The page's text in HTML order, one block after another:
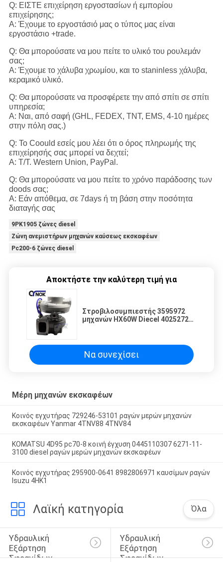
Q: ΕΙΣΤΕ επιχείρηση εργοστασίων ή εμπορίου
επιχείρησης;
Α: Έχουμε το εργοστάσιό μας ο τύπος μας είναι
εργοστάσιο +trade.
Q: Θα μπορούσατε να μου πείτε το υλικό του ρουλεμάν
σας;
Α: Έχουμε το χάλυβα χρωμίου, και το staninless χάλυβα,
κεραμικό υλικό.
Q: Θα μπορούσατε να προσφέρετε την από σπίτι σε σπίτι
υπηρεσία;
Α: Ναι, από σαφή (GHL, FEDEX, TNT, EMS, 4-10 ημέρες
στην πόλη σας.)
Q: Το Coould εσείς μου λέει ότι ο όρος πληρωμής της
επιχείρησής σας μπορεί να δεχτεί;
Α: T/T. Western Union, PayPal.
Q: Θα μπορούσατε να μου πείτε το χρόνο παράδοσης των
doods σας;
Α: Εάν απόθεμα, σε 7days ή τη βάση στην ποσότητα
διαταγής σας
9PK1905 ζώνες diesel
Ζώνη ανεμιστήρων μηχανών καύσεως εκσκαφέων
Pc200-6 ζώνες diesel
Αποκτήστε την καλύτερη τιμή για
Στροβιλοσυμπιεστής 3595972
μηχανών HX60W Diecel 4025272
Να συνεχίσει
Μέρη μηχανών εκσκαφέων
Κοινός εγχυτήρας 729246-53101 ραγών μερών μηχανών
εκσκαφέων Yanmar 4TNV88 4TNV84
KOMATSU 4D95 pc70-8 κοινή έγχυση 0445110307 6271-11-
3100 diesel ραγών μερών μηχανών εκσκαφέων
Κοινός εγχυτήρας 295900-0641 8982806971 καυσίμων ραγών
Isuzu 4HK1
Λαϊκή κατηγορία Όλα
Υδραυλική
Εξάρτηση
Σφραγίδων
Υδραυλική
Εξάρτηση
Σφραγίδων